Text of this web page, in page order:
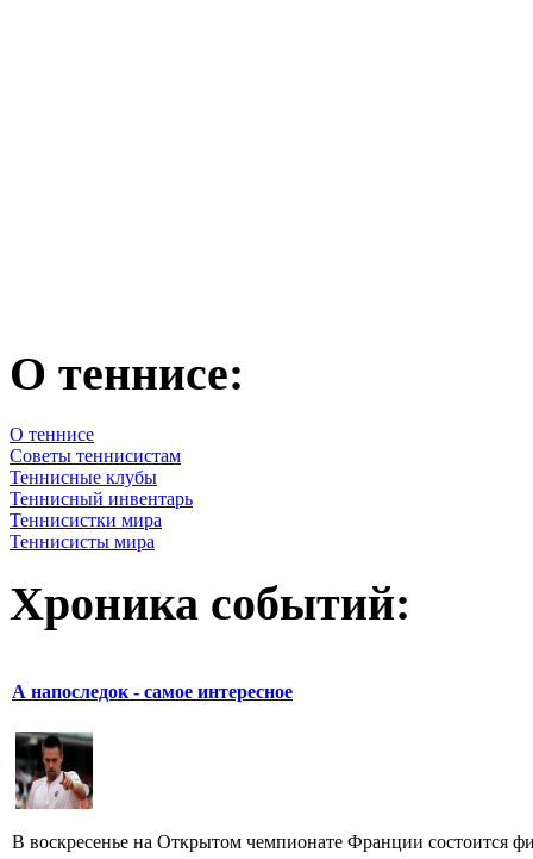
О теннисе:
О теннисе
Советы теннисистам
Теннисные клубы
Теннисный инвентарь
Теннисистки мира
Теннисисты мира
Хроника событий:
А напоследок - самое интересное
В воскресенье на Открытом чемпионате Франции состоится